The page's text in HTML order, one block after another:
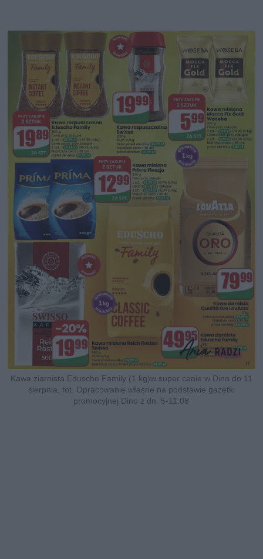
Kawa ziarnista Eduscho Family (1 kg)w super cenie w Dino do 11
sierpnia, fot. Opracowanie własne na podstawie gazetki
promocyjnej Dino z dn. 5-11.08